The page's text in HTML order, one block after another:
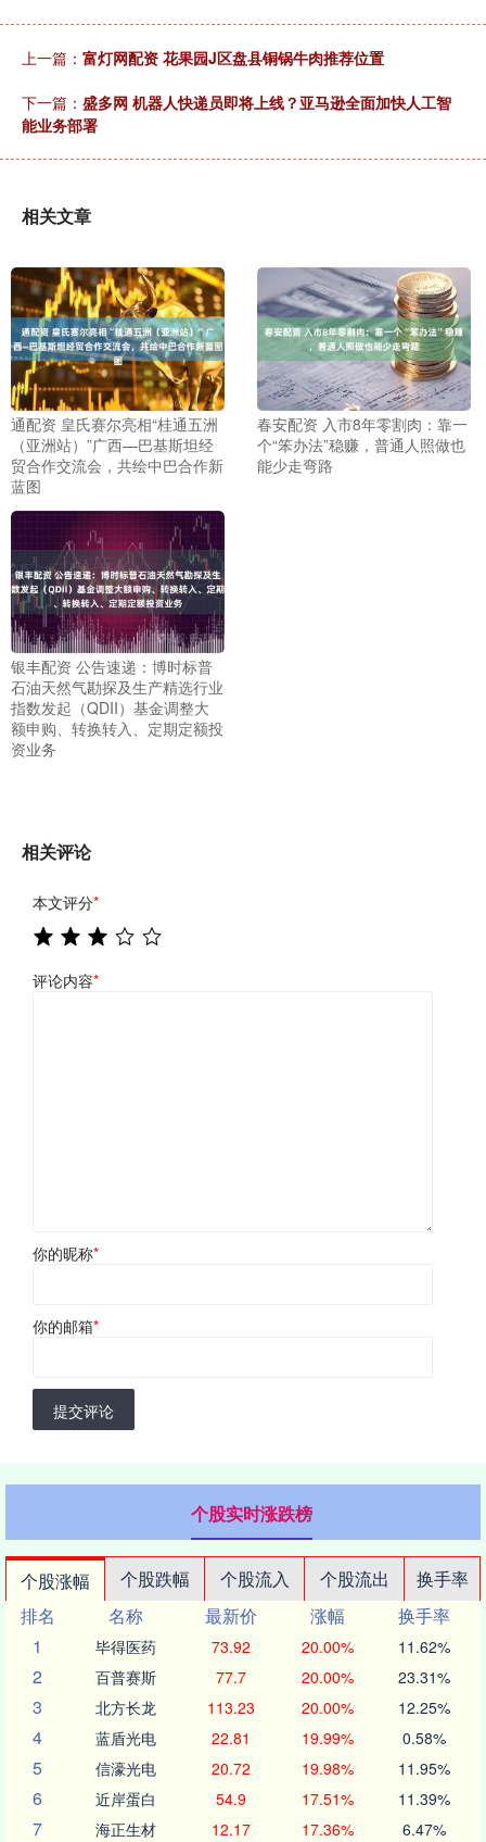
上一篇： 富灯网配资 花果园J区盘县铜锅牛肉推荐位置
下一篇： 盛多网 机器人快递员即将上线？亚马逊全面加快人工智
能业务部署
相关文章
通配资 皇氏赛尔亮相“桂通五洲
（亚洲站）”广西—巴基斯坦经
贸合作交流会，共绘中巴合作新
蓝图
春安配资 入市8年零割肉：靠一
个“笨办法”稳赚，普通人照做也
能少走弯路
银丰配资 公告速递：博时标普
石油天然气勘探及生产精选行业
指数发起（QDII）基金调整大
额申购、转换转入、定期定额投
资业务
相关评论
本文评分*
评论内容*
你的昵称*
你的邮箱*
提交评论
个股实时涨跌榜
个股涨幅 个股跌幅 个股流入 个股流出
换手率
排名
名称 最新价 涨幅
换手率
1
毕得医药 73.92 20.00% 11.62%
2 百普赛斯 77.7 20.00% 23.31%
3 北方长龙 113.23 20.00% 12.25%
4 蓝盾光电 22.81 19.99% 0.58%
5 信濠光电 20.72 19.98% 11.95%
6 近岸蛋白 54.9 17.51% 11.39%
7 海正生材 12.17 17.36% 6.47%